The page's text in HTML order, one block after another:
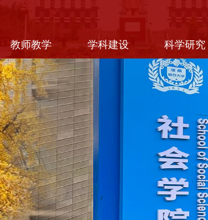
教师教学 学科建设 科学研究